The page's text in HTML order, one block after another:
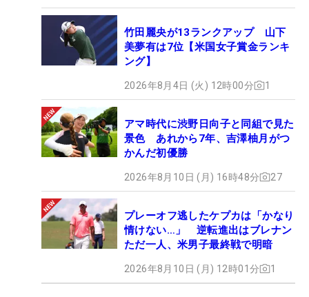
竹田麗央が13ランクアップ 山下
美夢有は7位【米国女子賞金ランキ
ング】
2026年8月4日 (火) 12時00分 1
アマ時代に渋野日向子と同組で見た
景色 あれから7年、吉澤柚月がつ
かんだ初優勝
2026年8月10日 (月) 16時48分 27
プレーオフ逃したケプカは「かなり
情けない…」 逆転進出はブレナン
ただ一人、米男子最終戦で明暗
2026年8月10日 (月) 12時01分 1